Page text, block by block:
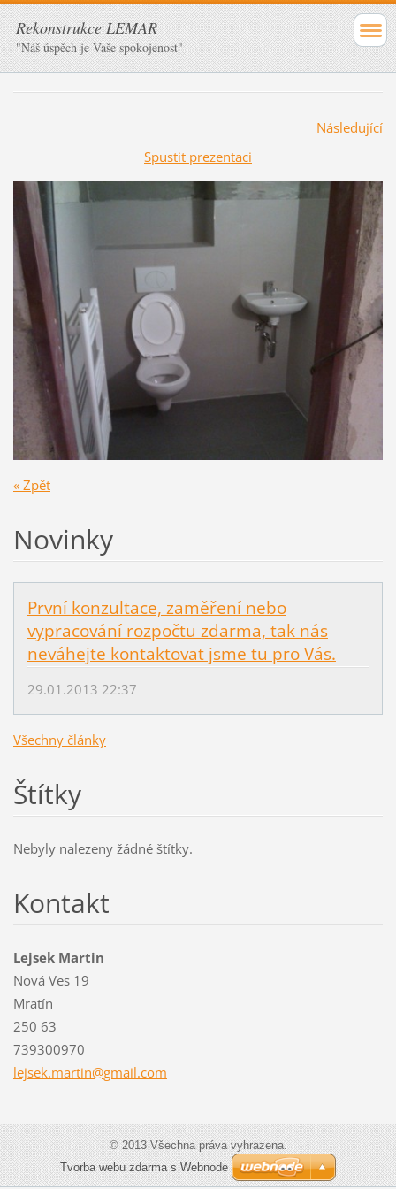
Rekonstrukce LEMAR
"Náš úspěch je Vaše spokojenost"
Následující
Spustit prezentaci
« Zpět
Novinky
První konzultace, zaměření nebo
vypracování rozpočtu zdarma, tak nás
neváhejte kontaktovat jsme tu pro Vás.
29.01.2013 22:37
Všechny články
Štítky
Nebyly nalezeny žádné štítky.
Kontakt
Lejsek Martin
Nová Ves 19
Mratín
250 63
739300970
lejsek.martin@gmail.com
© 2013 Všechna práva vyhrazena.
Tvorba webu zdarma s Webnode